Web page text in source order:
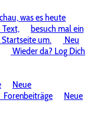
was es heute
Text,
besuch mal ein
Startseite um.
Neu
Wieder da? Log Dich
Neue
Forenbeiträge
Neue